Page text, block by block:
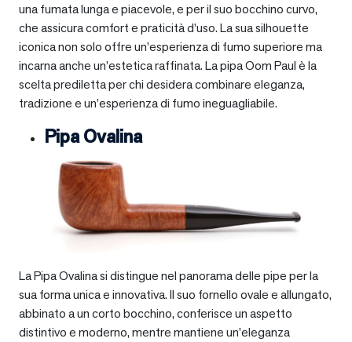
una fumata lunga e piacevole, e per il suo bocchino curvo,
che assicura comfort e praticità d’uso. La sua silhouette
iconica non solo offre un’esperienza di fumo superiore ma
incarna anche un’estetica raffinata. La pipa Oom Paul è la
scelta prediletta per chi desidera combinare eleganza,
tradizione e un’esperienza di fumo ineguagliabile.
Pipa Ovalina
La Pipa Ovalina si distingue nel panorama delle pipe per la
sua forma unica e innovativa. Il suo fornello ovale e allungato,
abbinato a un corto bocchino, conferisce un aspetto
distintivo e moderno, mentre mantiene un’eleganza